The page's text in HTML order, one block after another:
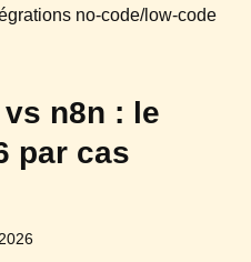
no-code/low-code
n8n : le
par cas